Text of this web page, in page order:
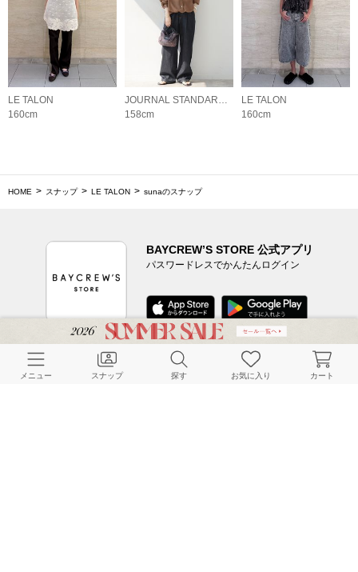
LE TALON
160cm
JOURNAL STANDARD relume LADYS
158cm
LE TALON
160cm
HOME スナップ LE TALON sunaのスナップ
BAYCREW’S STORE 公式アプリ
パスワードレスでかんたんログイン
CUSTOMER SERVICE
メニュー スナップ 探す お気に入り カート